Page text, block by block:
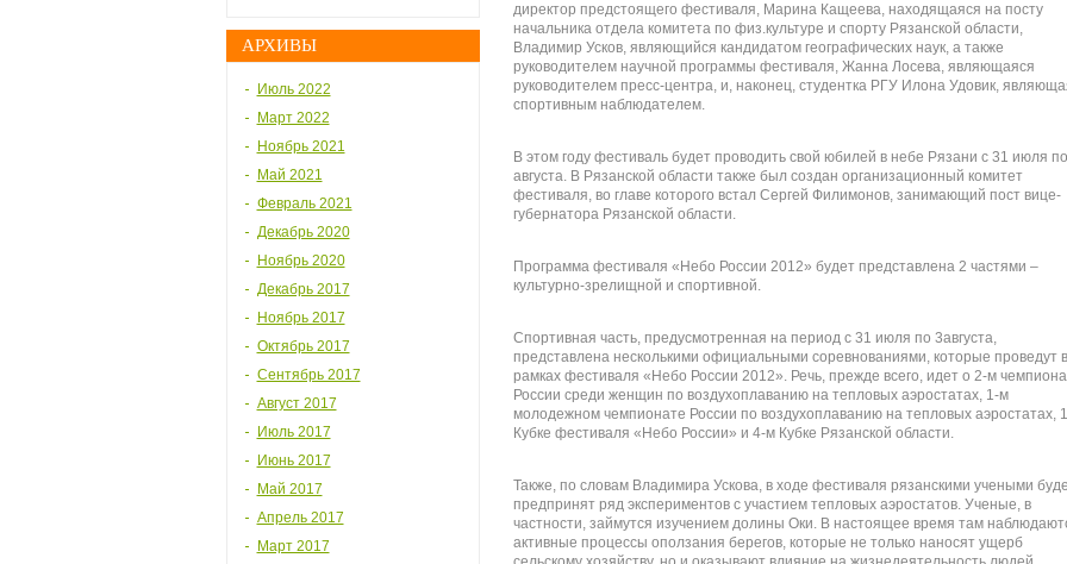
АРХИВЫ
Июль 2022
Март 2022
Ноябрь 2021
Май 2021
Февраль 2021
Декабрь 2020
Ноябрь 2020
Декабрь 2017
Ноябрь 2017
Октябрь 2017
Сентябрь 2017
Август 2017
Июль 2017
Июнь 2017
Май 2017
Апрель 2017
Март 2017
директор предстоящего фестиваля, Марина Кащеева, находящаяся на посту
начальника отдела комитета по физ.культуре и спорту Рязанской области,
Владимир Усков, являющийся кандидатом географических наук, а также
руководителем научной программы фестиваля, Жанна Лосева, являющаяся
руководителем пресс-центра, и, наконец, студентка РГУ Илона Удовик,
спортивным наблюдателем.
В этом году фестиваль будет проводить свой юбилей в небе Рязани с 31 июля
августа. В Рязанской области также был создан организационный комитет
фестиваля, во главе которого встал Сергей Филимонов, занимающий пост вице-
губернатора Рязанской области.
Программа фестиваля «Небо России 2012» будет представлена 2 частями –
культурно-зрелищной и спортивной.
Спортивная часть, предусмотренная на период с 31 июля по 3августа,
представлена несколькими официальными соревнованиями, которые проведут в
рамках фестиваля «Небо России 2012». Речь, прежде всего, идет о 2-м
России среди женщин по воздухоплаванию на тепловых аэростатах, 1-м
молодежном чемпионате России по воздухоплаванию на тепловых аэростатах,
Кубке фестиваля «Небо России» и 4-м Кубке Рязанской области.
Также, по словам Владимира Ускова, в ходе фестиваля рязанскими учеными
предпринят ряд экспериментов с участием тепловых аэростатов. Ученые, в
частности, займутся изучением долины Оки. В настоящее время там
активные процессы оползания берегов, которые не только наносят ущерб